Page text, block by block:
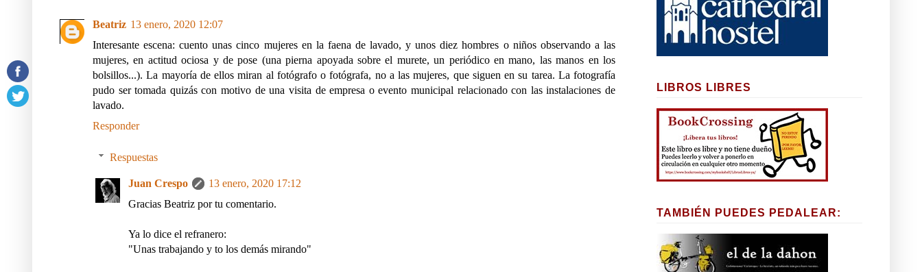
Beatriz 13 enero, 2020 12:07
Interesante escena: cuento unas cinco mujeres en la faena de lavado, y unos diez hombres o niños observando a las
mujeres, en actitud ociosa y de pose (una pierna apoyada sobre el murete, un periódico en mano, las manos en los
bolsillos...). La mayoría de ellos miran al fotógrafo o fotógrafa, no a las mujeres, que siguen en su tarea. La fotografía
pudo ser tomada quizás con motivo de una visita de empresa o evento municipal relacionado con las instalaciones de
lavado.
Responder
Respuestas
Juan Crespo
13 enero, 2020 17:12
Gracias Beatriz por tu comentario.
Ya lo dice el refranero:
"Unas trabajando y to los demás mirando"
LIBROS LIBRES
TAMBIÉN PUEDES PEDALEAR: